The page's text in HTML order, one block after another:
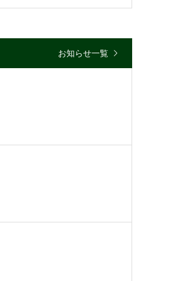
お知らせ一覧